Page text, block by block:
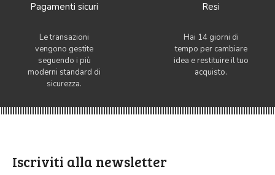
Pagamenti sicuri
Le transazioni
vengono gestite
seguendo i più
moderni standard di
sicurezza.
Resi
Hai 14 giorni di
tempo per cambiare
idea e restituire il tuo
acquisto.
Iscriviti alla newsletter